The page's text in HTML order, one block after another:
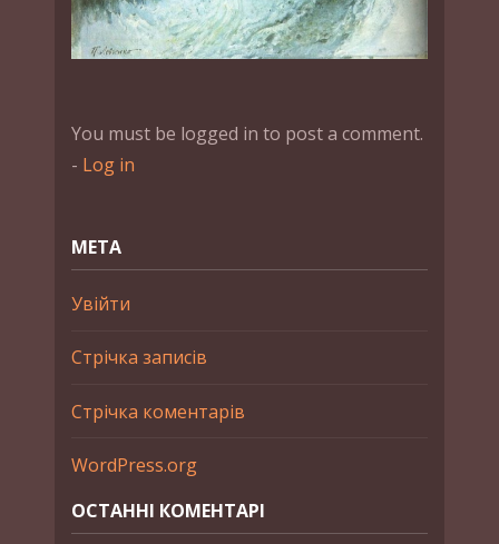
You must be logged in to post a comment.
- Log in
МЕТА
Увійти
Стрічка записів
Стрічка коментарів
WordPress.org
ОСТАННІ КОМЕНТАРІ